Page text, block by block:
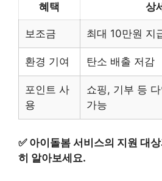
혜택 상
보조금 최대 10만원 지
환경 기여 탄소 배출 저감
포인트 사
용
쇼핑, 기부 등
가능
✅ 아이돌봄 서비스의 지원 대
히 알아보세요.